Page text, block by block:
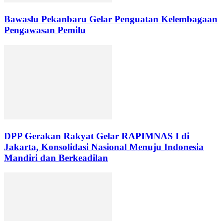
Bawaslu Pekanbaru Gelar Penguatan Kelembagaan
Pengawasan Pemilu
DPP Gerakan Rakyat Gelar RAPIMNAS I di
Jakarta, Konsolidasi Nasional Menuju Indonesia
Mandiri dan Berkeadilan